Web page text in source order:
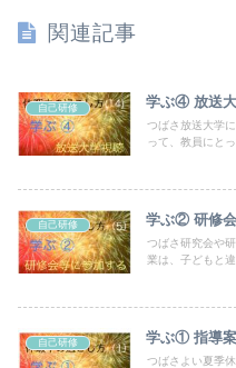
関連記事
自己研修
つばさ放送大学
って、教員にと
自己研修 学ぶ② 研修会
つばさ研究会や
業は、子どもと
自己研修 学ぶ① 指導
つばさよい夏季